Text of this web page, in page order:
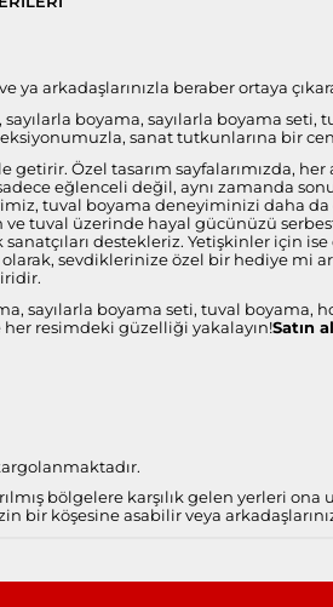
ya arkadaşlarınızla beraber ortaya
sayılarla boyama, sayılarla boyama
sanat tutkunlarına bir
Özel tasarım sayfalarımızda,
eğlenceli değil, aynı zamanda
tuval boyama deneyiminizi daha da
tuval üzerinde hayal gücünüzü
destekleriz. Yetişkinler için
sevdiklerinize özel bir hediye mi
sayılarla boyama seti, tuval
her resimdeki güzelliği yakalayın!Satın
bölgelere karşılık gelen yerleri ona
bir köşesine asabilir veya